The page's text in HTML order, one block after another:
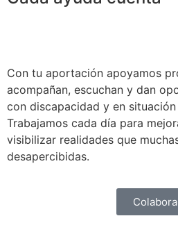
Con tu aportación apoyamos
acompañan, escuchan y dan
con discapacidad y en situación
Trabajamos cada día para
visibilizar realidades que
desapercibidas.
Colabora